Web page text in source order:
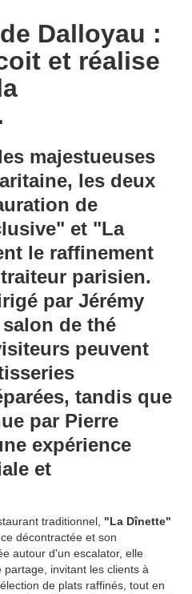
Dalloyau :
et réalise
majestueuses
les deux
de
et "La
le raffinement
parisien.
par Jérémy
de thé
peuvent
tandis que
par Pierre
expérience
et
traditionnel, "La Dînette"
décontractée et son
autour d'un escalator, elle
invitant les clients à
de plats raffinés, tout en